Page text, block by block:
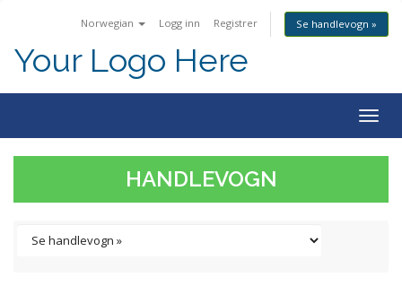
Norwegian Logg inn Registrer Se handlevogn »
Your Logo Here
HANDLEVOGN